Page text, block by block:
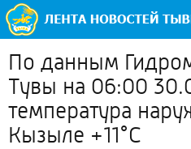
По данным
Тувы на 06:00
температура
Кызыле +11°С